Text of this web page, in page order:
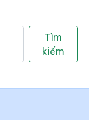
Tìm
kiếm